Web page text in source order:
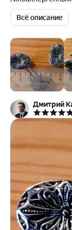
надолго
регулярно
Всё описание
Дмитрий